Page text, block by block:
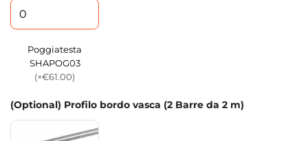
Poggiatesta
SHAPOG03
(×€61.00)
(Optional) Profilo bordo vasca (2 Barre da 2 m)